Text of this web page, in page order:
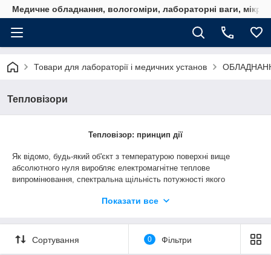
Медичне обладнання, вологоміри, лабораторні ваги,
Товари для лабораторії і медичних установ
Тепловізори
Тепловізор: принцип дії
Як відомо, будь-який об'єкт з температурою поверхні вище
абсолютного нуля виробляє електромагнітне теплове
випромінювання, спектральна щільність потужності якого
методами. Одним з таких методів є термографія, що
Тепловізор, вимірявши не видиме неозброєним оком людини
електромагнітне теплове випромінювання, що перетворює його в
графічний формат, візуалізуючи дані про температури у вигляді
Показати все
Сортування 0 Фільтри